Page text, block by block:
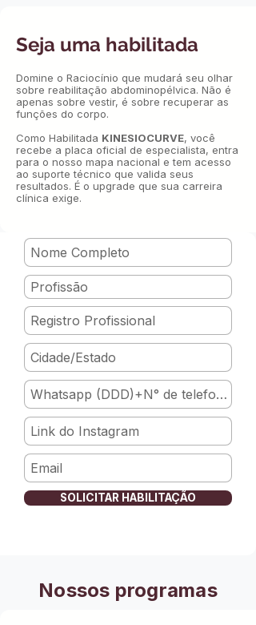
Seja uma habilitada
Domine o Raciocínio que mudará seu olhar
sobre reabilitação abdominopélvica. Não é
apenas sobre vestir, é sobre recuperar as
funções do corpo.
Como Habilitada KINESIOCURVE, você
recebe a placa oficial de especialista, entra
para o nosso mapa nacional e tem acesso
ao suporte técnico que valida seus
resultados. É o upgrade que sua carreira
clínica exige.
SOLICITAR HABILITAÇÃO
Nossos programas